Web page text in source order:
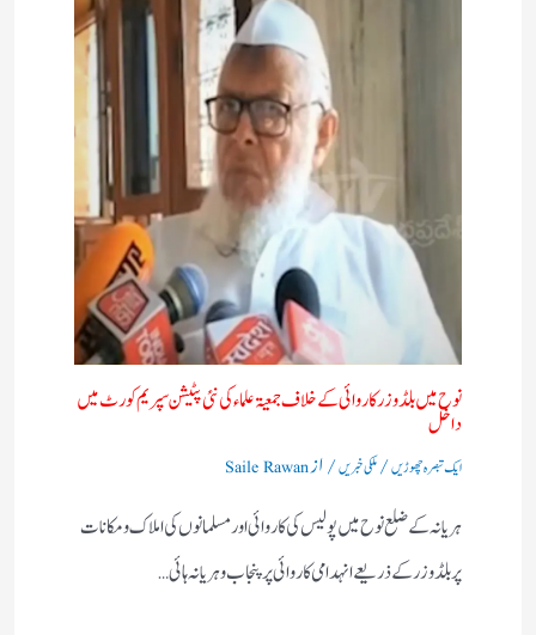
نوح میں بلڈوزر کاروائی کے خلاف جمعیۃ علماء کی نئی پٹیشن سپریم کورٹ میں
داخل
ایک تبصرہ چھوڑیں/ملکی خبریں/ ازSaile Rawan
ہریانہ کے ضلع نوح میں پولیس کی کاروائی اور مسلمانوں کی املاک و مکانات
پر بلڈوزر کے ذریعے انہدامی کاروائی پر پنجاب و ہریانہ ہائی…